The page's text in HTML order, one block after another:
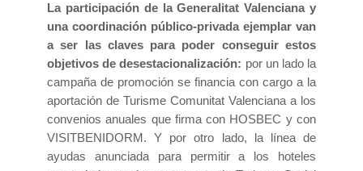
La participación de la Generalitat Valenciana y
una coordinación público-privada ejemplar van
a ser las claves para poder conseguir estos
objetivos de desestacionalización: por un lado la
campaña de promoción se financia con cargo a la
aportación de Turisme Comunitat Valenciana a los
convenios anuales que firma con HOSBEC y con
VISITBENIDORM. Y por otro lado, la línea de
ayudas anunciada para permitir a los hoteles